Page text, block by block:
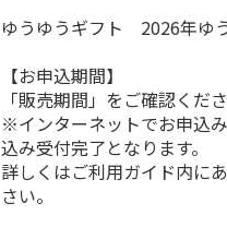
ゆうゆうギフト 2026年ゆ
【お申込期間】
「販売期間」をご確認くださ
※インターネットでお申込
込み受付完了となります。
詳しくはご利用ガイド内に
さい。